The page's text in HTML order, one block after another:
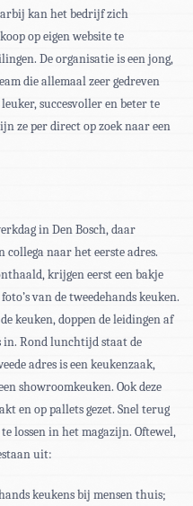
kan het bedrijf zich
op eigen website te
De organisatie is een jong,
die allemaal zeer gedreven
succesvoller en beter te
ze per direct op zoek naar een
in Den Bosch, daar
naar het eerste adres.
krijgen eerst een bakje
van de tweedehands keuken.
keuken, doppen de leidingen af
in. Rond lunchtijd staat de
adres is een keukenzaak,
showroomkeuken. Ook deze
en op pallets gezet. Snel terug
lossen in het magazijn. Oftewel,
uit:
keukens bij mensen thuis;